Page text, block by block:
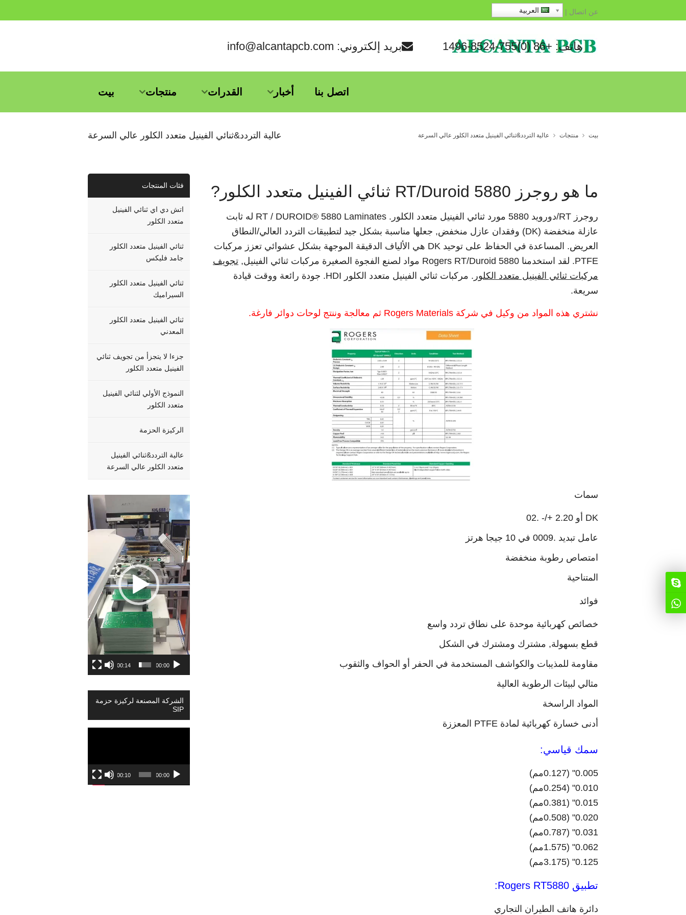
عن اتصال | العربية
هاتف: +86 (0)755-8524-1496 بريد إلكتروني: info@alcantapcb.com
بيت منتجات القدرات أخبار اتصل بنا
عالية التردد&ثنائي الفينيل متعدد الكلور عالي السرعة بيت منتجات عالية التردد&ثنائي الفينيل متعدد الكلور عالي السرعة
ما هو روجرز RT/Duroid 5880 ثنائي الفينيل متعدد الكلور?
روجرز RT/دورويد 5880 مورد ثنائي الفينيل متعدد الكلور. RT / DUROID® 5880 Laminates له ثابت
عازلة منخفضة (DK) وفقدان عازل منخفض, جعلها مناسبة بشكل جيد لتطبيقات التردد العالي/النطاق
العريض. المساعدة في الحفاظ على توحيد DK هي الألياف الدقيقة الموجهة بشكل عشوائي تعزز مركبات
PTFE. لقد استخدمنا Rogers RT/Duroid 5880 مواد لصنع الفجوة الصغيرة مركبات ثنائي الفينيل,
تجويف
مركبات ثنائي الفينيل متعدد الكلور
. مركبات ثنائي الفينيل متعدد الكلور HDI. جودة رائعة ووقت قيادة
سريعة.
نشتري هذه المواد من وكيل في شركة Rogers Materials ثم معالجة وننتج لوحات دوائر فارغة.
سمات
DK أو 2.20 +/- .02
عامل تبديد .0009 في 10 جيجا هرتز
امتصاص رطوبة منخفضة
المتناحية
فوائد
خصائص كهربائية موحدة على نطاق تردد واسع
قطع بسهولة, مشترك ومشترك في الشكل
مقاومة للمذيبات والكواشف المستخدمة في الحفر أو الحواف والثقوب
مثالي لبيئات الرطوبة العالية
المواد الراسخة
أدنى خسارة كهربائية لمادة PTFE المعززة
سمك قياسي:
0.005" (0.127مم)
0.010" (0.254مم)
0.015" (0.381مم)
0.020" (0.508مم)
0.031" (0.787مم)
0.062" (1.575مم)
0.125" (3.175مم)
تطبيق Rogers RT5880:
دائرة هاتف الطيران التجاري
فئات المنتجات
اتش دي اي ثنائي الفينيل
متعدد الكلور
ثنائي الفينيل متعدد الكلور
جامد فليكس
ثنائي الفينيل متعدد الكلور
السيراميك
ثنائي الفينيل متعدد الكلور
المعدني
جزءا لا يتجزأ من تجويف ثنائي
الفينيل متعدد الكلور
النموذج الأولي لثنائي الفينيل
متعدد الكلور
الركيزة الحزمة
عالية التردد&ثنائي الفينيل
متعدد الكلور عالي السرعة
Video
Player
00:00
00:14
الشركة المصنعة لركيزة حزمة
SIP
00:00
00:10